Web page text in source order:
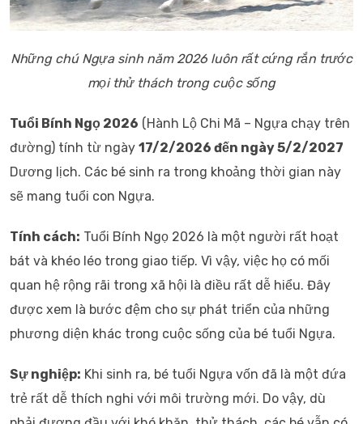
Những chú Ngựa sinh năm 2026 luôn rất cứng rắn trước
mọi thử thách trong cuộc sống
Tuổi Bính Ngọ 2026 (Hành Lộ Chi Mã – Ngựa chạy trên
đường) tính từ ngày 17/2/2026 đến ngày 5/2/2027
Dương lịch. Các bé sinh ra trong khoảng thời gian này
sẽ mang tuổi con Ngựa.
Tính cách: Tuổi Bính Ngọ 2026 là một người rất hoạt
bát và khéo léo trong giao tiếp. Vì vậy, việc họ có mối
quan hệ rộng rãi trong xã hội là điều rất dễ hiểu. Đây
được xem là bước đệm cho sự phát triển của những
phương diện khác trong cuộc sống của bé tuổi Ngựa.
Sự nghiệp: Khi sinh ra, bé tuổi Ngựa vốn đã là một đứa
trẻ rất dễ thích nghi với môi trường mới. Do vậy, dù